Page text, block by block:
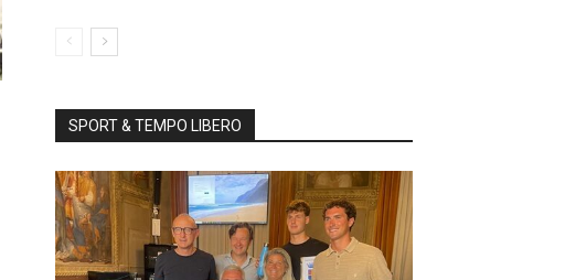
SPORT & TEMPO LIBERO